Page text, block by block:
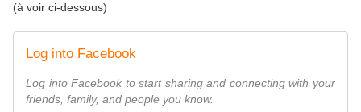
(à voir ci-dessous)
Log into Facebook
Log into Facebook to start sharing and connecting with your
friends, family, and people you know.